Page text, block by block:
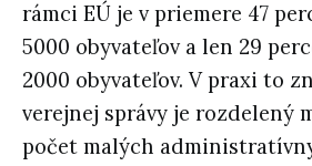
rámci EÚ je v priemere 47
5000 obyvateľov a len 29
2000 obyvateľov. V praxi to
verejnej správy je rozdelený
počet malých